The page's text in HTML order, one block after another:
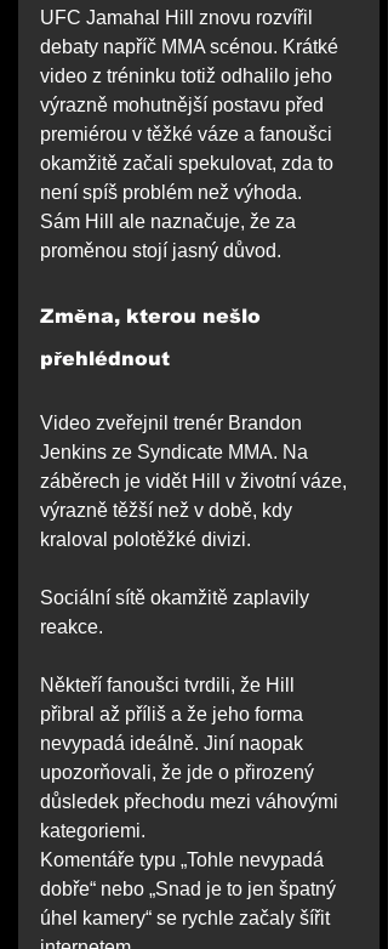
UFC Jamahal Hill znovu rozvířil
debaty napříč MMA scénou. Krátké
video z tréninku totiž odhalilo jeho
výrazně mohutnější postavu před
premiérou v těžké váze a fanoušci
okamžitě začali spekulovat, zda to
není spíš problém než výhoda.
Sám Hill ale naznačuje, že za
proměnou stojí jasný důvod.
Změna, kterou nešlo
přehlédnout
Video zveřejnil trenér Brandon
Jenkins ze Syndicate MMA. Na
záběrech je vidět Hill v životní váze,
výrazně těžší než v době, kdy
kraloval polotěžké divizi.
Sociální sítě okamžitě zaplavily
reakce.
Někteří fanoušci tvrdili, že Hill
přibral až příliš a že jeho forma
nevypadá ideálně. Jiní naopak
upozorňovali, že jde o přirozený
důsledek přechodu mezi váhovými
kategoriemi.
Komentáře typu „Tohle nevypadá
dobře“ nebo „Snad je to jen špatný
úhel kamery“ se rychle začaly šířit